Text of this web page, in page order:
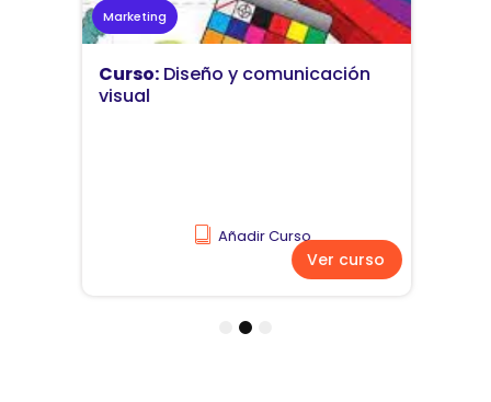
Marketing
Curso:Diseño y comunicación
visual
Añadir Curso
Ver curso